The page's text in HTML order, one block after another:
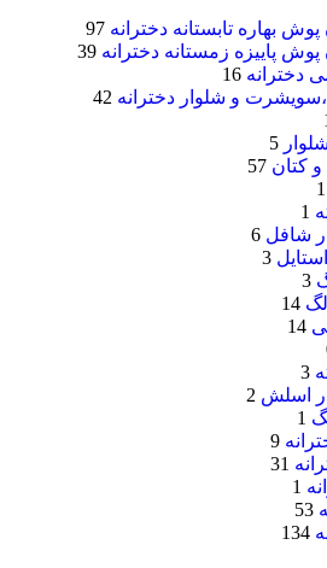
تابستانه دخترانه 97
زمستانه دخترانه 39
16
و شلوار دخترانه 42
5
57
6
3
14
14
2
1
9
31
1